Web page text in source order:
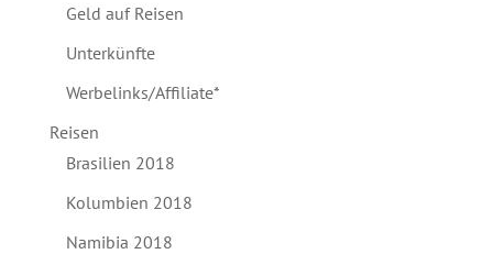
Geld auf Reisen
Unterkünfte
Werbelinks/Affiliate*
Reisen
Brasilien 2018
Kolumbien 2018
Namibia 2018